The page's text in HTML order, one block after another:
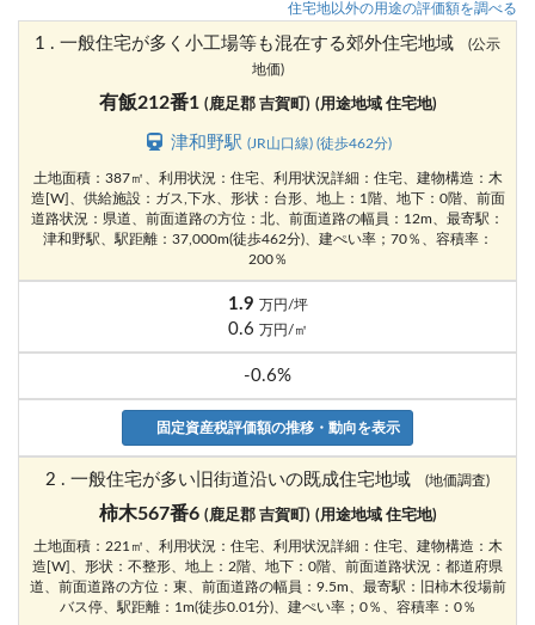
住宅地以外の用途の評価額を調べる
1 . 一般住宅が多く小工場等も混在する郊外住宅地域
(公示
地価)
有飯212番1 (鹿足郡 吉賀町) (用途地域 住宅地)
津和野駅(JR山口線) (徒歩462分)
土地面積：387㎡、利用状況：住宅、利用状況詳細：住宅、建物構造：木
造[W]、供給施設：ガス,下水、形状：台形、地上：1階、地下：0階、前面
道路状況：県道、前面道路の方位：北、前面道路の幅員：12m、最寄駅：
津和野駅、駅距離：37,000m(徒歩462分)、建ぺい率；70％、容積率：
200％
1.9 万円/坪
0.6 万円/㎡
-0.6%
固定資産税評価額の推移・動向を表示
2 . 一般住宅が多い旧街道沿いの既成住宅地域 (地価調査)
柿木567番6 (鹿足郡 吉賀町) (用途地域 住宅地)
土地面積：221㎡、利用状況：住宅、利用状況詳細：住宅、建物構造：木
造[W]、形状：不整形、地上：2階、地下：0階、前面道路状況：都道府県
道、前面道路の方位：東、前面道路の幅員：9.5m、最寄駅：旧柿木役場前
バス停、駅距離：1m(徒歩0.01分)、建ぺい率；0％、容積率：0％